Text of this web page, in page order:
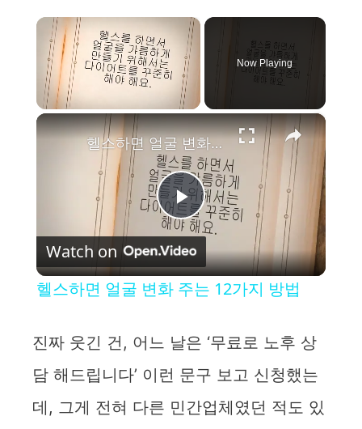
×
Now Playing
×
P
l
y
V
헬스하면 얼굴 변화 주는 12가지 방법
Watch on
헬스하면 얼굴 변화 주는 12가지 방법
진짜 웃긴 건, 어느 날은 ‘무료로 노후 상
담 해드립니다’ 이런 문구 보고 신청했는
데, 그게 전혀 다른 민간업체였던 적도 있